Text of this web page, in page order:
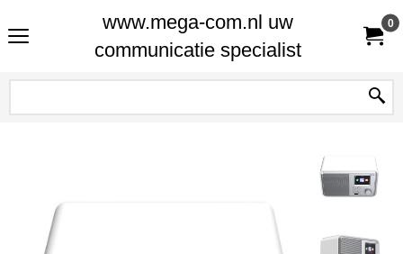
www.mega-com.nl uw
communicatie specialist
0